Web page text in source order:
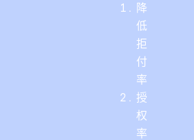
降
低
拒
付
率
授
权
率